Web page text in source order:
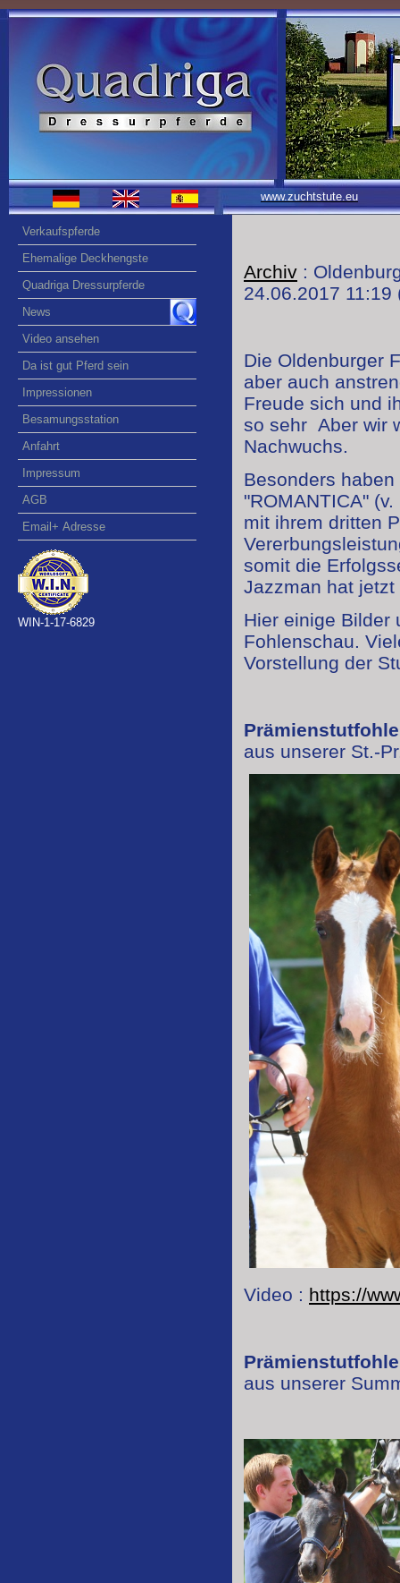
Verkaufspferde
Ehemalige Deckhengste
Quadriga Dressurpferde
News
Video ansehen
Da ist gut Pferd sein
Impressionen
Besamungsstation
Anfahrt
Impressum
AGB
Email+ Adresse
WIN-1-17-6829
www.zuchtstute.eu
Archiv :
24.06.2017 11:19
Die Oldenburger
aber auch
Freude sich und
so sehr Aber wir
Nachwuchs.
Besonders
"ROMANTICA"
mit ihrem dritten
somit die
Jazzman hat
Hier einige Bilder
Fohlenschau.
Vorstellung der
aus unserer St.-
Video : https://
aus unserer